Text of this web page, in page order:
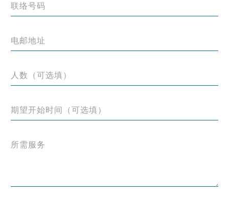
联络号码
电邮地址
人数（可选填）
期望开始时间（可选填）
所需服务